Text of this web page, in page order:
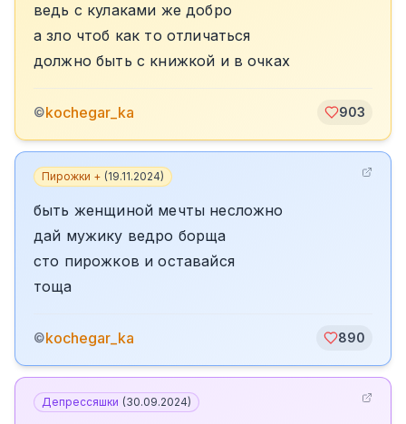
ведь с кулаками же добро
а зло чтоб как то отличаться
должно быть с книжкой и в очках
©kochegar_ka 903
Пирожки + (19.11.2024)
быть женщиной мечты несложно
дай мужику ведро борща
сто пирожков и оставайся
тоща
©kochegar_ka 890
Депрессяшки (30.09.2024)